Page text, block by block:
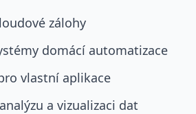
zálohy
domácí automatizace
vlastní aplikace
a vizualizaci dat